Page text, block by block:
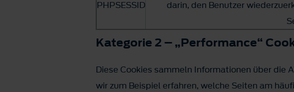
PHPSESSID
darin, den Benutzer
Kategorie 2 – „Performance“
Diese Cookies sammeln Informationen über die
wir zum Beispiel erfahren, welche Seiten am